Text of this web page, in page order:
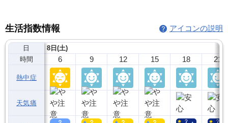
生活指数情報 アイコンの説明
日
時間
熱中症
天気痛
8日(土)
6 9 12 15 18 21